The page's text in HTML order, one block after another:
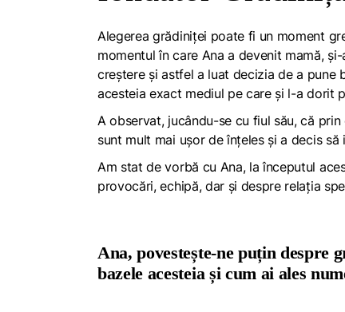
Alegerea grădiniței poate fi un moment
momentul în care Ana a devenit mamă,
creștere și astfel a luat decizia de a pune
acesteia exact mediul pe care și l-a dorit
A observat, jucându-se cu fiul său, că
sunt mult mai ușor de înțeles și a decis
Am stat de vorbă cu Ana, la începutul
provocări, echipă, dar și despre relația
Ana, povestește-ne puțin despre
bazele acesteia și cum ai ales